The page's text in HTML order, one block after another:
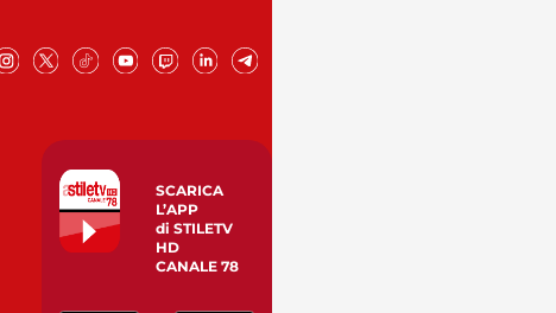
SCARICA
L’APP
di STILETV
HD
CANALE 78